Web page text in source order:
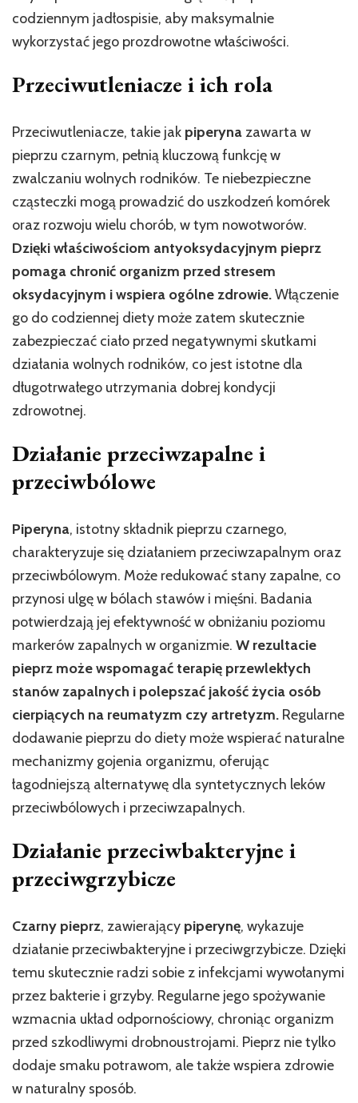
codziennym jadłospisie, aby maksymalnie
wykorzystać jego prozdrowotne właściwości.
Przeciwutleniacze i ich rola
Przeciwutleniacze, takie jak piperyna zawarta w
pieprzu czarnym, pełnią kluczową funkcję w
zwalczaniu wolnych rodników. Te niebezpieczne
cząsteczki mogą prowadzić do uszkodzeń komórek
oraz rozwoju wielu chorób, w tym nowotworów.
Dzięki właściwościom antyoksydacyjnym pieprz
pomaga chronić organizm przed stresem
oksydacyjnym i wspiera ogólne zdrowie.Włączenie
go do codziennej diety może zatem skutecznie
zabezpieczać ciało przed negatywnymi skutkami
działania wolnych rodników, co jest istotne dla
długotrwałego utrzymania dobrej kondycji
zdrowotnej.
Działanie przeciwzapalne i
przeciwbólowe
Piperyna, istotny składnik pieprzu czarnego,
charakteryzuje się działaniem przeciwzapalnym oraz
przeciwbólowym. Może redukować stany zapalne, co
przynosi ulgę w bólach stawów i mięśni. Badania
potwierdzają jej efektywność w obniżaniu poziomu
markerów zapalnych w organizmie. W rezultacie
pieprz może wspomagać terapię przewlekłych
stanów zapalnych i polepszać jakość życia osób
cierpiących na reumatyzm czy artretyzm. Regularne
dodawanie pieprzu do diety może wspierać naturalne
mechanizmy gojenia organizmu, oferując
łagodniejszą alternatywę dla syntetycznych leków
przeciwbólowych i przeciwzapalnych.
Działanie przeciwbakteryjne i
przeciwgrzybicze
Czarny pieprz, zawierający piperynę, wykazuje
działanie przeciwbakteryjne i przeciwgrzybicze. Dzięki
temu skutecznie radzi sobie z infekcjami wywołanymi
przez bakterie i grzyby. Regularne jego spożywanie
wzmacnia układ odpornościowy, chroniąc organizm
przed szkodliwymi drobnoustrojami. Pieprz nie tylko
dodaje smaku potrawom, ale także wspiera zdrowie
w naturalny sposób.